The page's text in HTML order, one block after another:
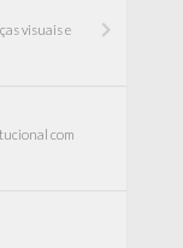
visuais e
com